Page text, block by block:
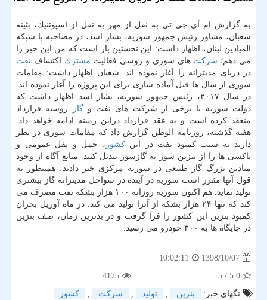
به گزارش ام آی جی تی به نقل از مهر به نقل از اسپوتنیك، بثینه
شعبان، مشاور رئیس جمهور سوریه، بشار اسد، در مصاحبه با شبكه
المیادین لبنان، اظهار داشت: این نخستین بار است كه من این خبر را
می دهم؛ شركت های سوری و روسی فعالیت مشترك اكتشاف نفت
در دریای مدیترانه را آغاز نموده اند. شعبان اظهار داشت: مقامات
سوری از سال ها قبل آماده سازی برای این پروژه را آغاز نموده اند.
در سال ۲۰۱۷، رئیس جمهور سوریه، بشار اسد اظهار داشت كه
دولت سوریه با برخی از شركت های نفت وگاز
روسیه قرارداد
منعقد كرده است و به عقد قرارداد دراین زمینه ادامه خواهد داد.
هفته گذشته، روزنامه الوطن گزارش داد كه مقامات سوری در نظر
دارند به سبب كمبود نفت در اینكشور ، حمل و نقل عمومی و
تاكسی ها را از بنزین سوز به گازسوز تبدیل كنند. منابع آگاه از وجود
میادین بزرگ گاز طبیعی در سوریه مركزی خبر دادند، همینطور به
قول آنها مقرر است سوریه در آینده در سواحل مدیترانه گاز بیشتری
تولید نماید. هم اكنون سوریه روزانه ۱۰۰ هزار بشكه نفت مصرف می
كند كه تنها ۲۴ هزار بشكه از آنرا تولید می كند. در ماه آوریل بحران
كمبود بنزین این كشور را فرا گرفت و در بدترین زمان، صف بنزین
در جایگاه ها به ۳۰۰ خودرو می رسید.
1398/10/07
10:02:11
5.0
/ 5
4175
تگهای خبر:
بنزین , تولید , شركت , كشور